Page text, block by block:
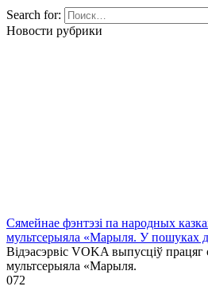
Search for:
Новости рубрики
Сямейнае фэнтэзі па народных
мультсерыяла «Марыля. У пошуках
Відэасэрвіс VOKA выпусціў працяг
мультсерыяла «Марыля.
072